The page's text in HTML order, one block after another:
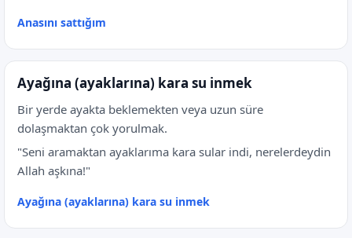
Anasını sattığım
Ayağına (ayaklarına) kara su inmek
Bir yerde ayakta beklemekten veya uzun süre
dolaşmaktan çok yorulmak.
"Seni aramaktan ayaklarıma kara sular indi, nerelerdeydin
Allah aşkına!"
Ayağına (ayaklarına) kara su inmek